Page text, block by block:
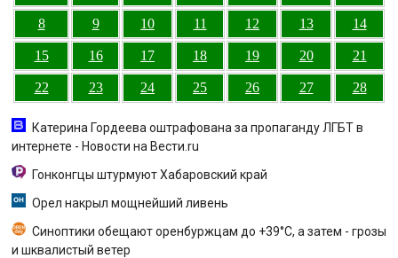
8 9 10 11 12 13 14
15 16 17 18 19 20 21
22 23 24 25 26 27 28
Катерина Гордеева оштрафована за пропаганду ЛГБТ в
интернете - Новости на Вести.ru
Гонконгцы штурмуют Хабаровский край
Орел накрыл мощнейший ливень
Синоптики обещают оренбуржцам до +39°С, а затем - грозы
и шквалистый ветер